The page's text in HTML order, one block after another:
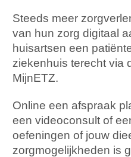
Steeds meer
van hun zorg digitaal
huisartsen een
ziekenhuis terecht via
MijnETZ.
Online een afspraak
een videoconsult of
oefeningen of jouw
zorgmogelijkheden is